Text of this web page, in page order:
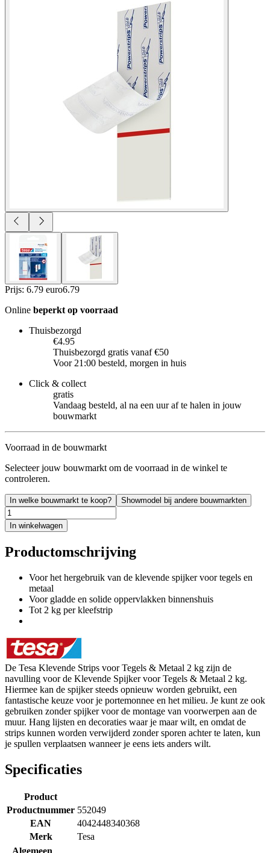
Prijs: 6.79 euro6.79
Online beperkt op voorraad
Thuisbezorgd
€4.95
Thuisbezorgd gratis vanaf €50
Voor 21:00 besteld, morgen in huis
Click & collect
gratis
Vandaag besteld, al na een uur af te halen in jouw
bouwmarkt
Voorraad in de bouwmarkt
Selecteer jouw bouwmarkt om de voorraad in de winkel te
controleren.
In welke bouwmarkt te koop? Showmodel bij andere bouwmarkten
In winkelwagen
Productomschrijving
Voor het hergebruik van de klevende spijker voor tegels en
metaal
Voor gladde en solide oppervlakken binnenshuis
Tot 2 kg per kleefstrip
De Tesa Klevende Strips voor Tegels & Metaal 2 kg zijn de
navulling voor de Klevende Spijker voor Tegels & Metaal 2 kg.
Hiermee kan de spijker steeds opnieuw worden gebruikt, een
fantastische keuze voor je portemonnee en het milieu. Je kunt ze ook
gebruiken zonder spijker voor de montage van voorwerpen aan de
muur. Hang lijsten en decoraties waar je maar wilt, en omdat de
strips kunnen worden verwijderd zonder sporen achter te laten, kun
je spullen verplaatsen wanneer je eens iets anders wilt.
Specificaties
Product
Productnummer 552049
EAN
4042448340368
Merk
Tesa
Algemeen